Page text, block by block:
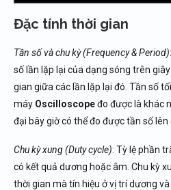
Đặc tính thời gian
Tần số và chu kỳ (Frequency & Period)
số lần lặp lại của dạng sóng trên
gian giữa các lần lặp lại đó. Tần số
máy Oscilloscopeđo được là khác
đại bây giờ có thể đo được tần số lên
Chu kỳ xung (Duty cycle): Tỳ lệ phần
có kết quả dương hoặc âm. Chu kỳ
thời gian mà tín hiệu ở vị trí dương